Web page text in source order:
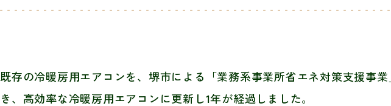
既存の冷暖房用エアコンを、堺市による「業務系事業所省エネ対策支援事業
き、高効率な冷暖房用エアコンに更新し1年が経過しました。